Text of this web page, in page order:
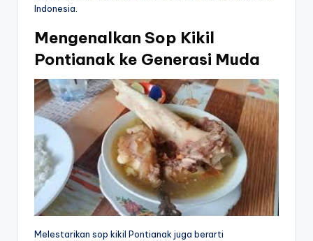
Indonesia.
Mengenalkan Sop Kikil
Pontianak ke Generasi Muda
Melestarikan sop kikil Pontianak juga berarti